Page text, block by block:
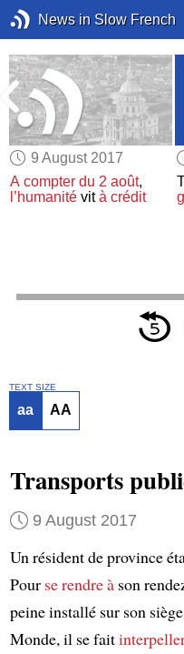
News in Slow French
9 August 2017
A compter du 2 août,
l’humanité vità crédit
TEXT SIZE
aa AA
Transports
9 August 2017
Un résident de province
Pour se rendre àson
peine installé sur son
Monde, il se fait